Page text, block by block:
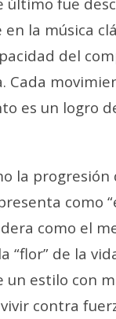
la música
del
Cada
es un logro
la progresión
como
como el
“flor” de la
estilo con
contra